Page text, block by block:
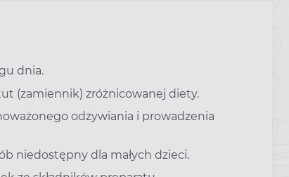
dnia.
(zamiennik) zróżnicowanej diety.
odżywiania i prowadzenia
niedostępny dla małych dzieci.